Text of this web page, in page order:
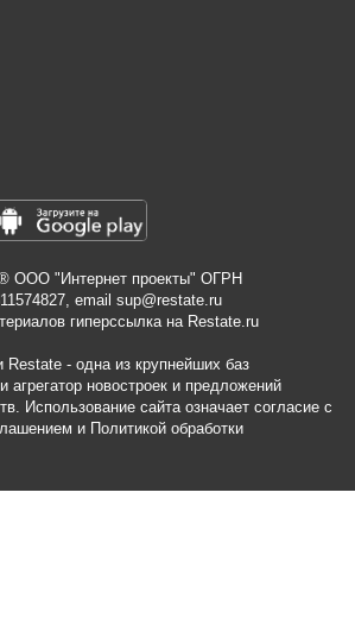
ООО "Интернет проекты" ОГРН
email sup@restate.ru
гиперссылка на Restate.ru
Restate - одна из крупнейших баз
агрегатор новостроек и предложений
Использование сайта означает согласие с
и Политикой обработки